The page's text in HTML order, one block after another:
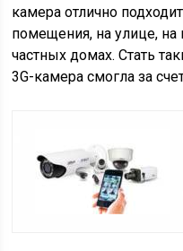
камера отлично
помещения, на улице, на
частных домах. Стать
3G-камера смогла за